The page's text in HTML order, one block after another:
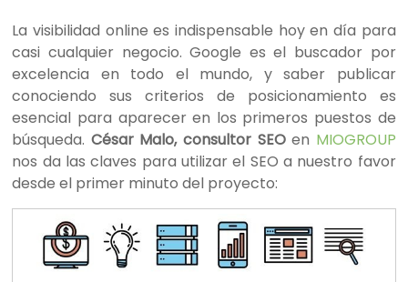
que
nació
en
España
para
startups
TIC
en
fase
inicial
La visibilidad online es indispensable hoy en día para
casi cualquier negocio. Google es el buscador por
excelencia en todo el mundo, y saber publicar
conociendo sus criterios de posicionamiento es
esencial para aparecer en los primeros puestos de
búsqueda. César Malo, consultor SEOen MIOGROUP
nos da las claves para utilizar el SEO a nuestro favor
desde el primer minuto del proyecto: